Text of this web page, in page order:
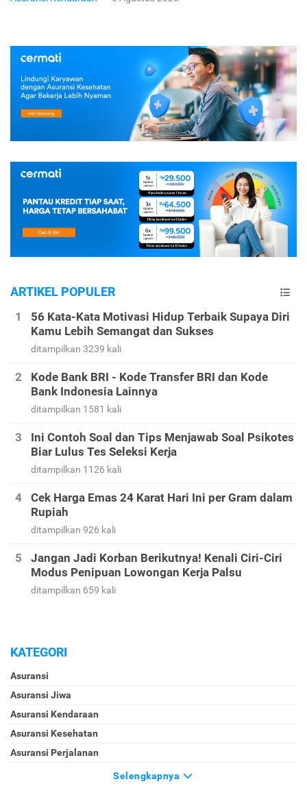
ARTIKEL POPULER
56 Kata-Kata Motivasi Hidup Terbaik Supaya Diri
Kamu Lebih Semangat dan Sukses
ditampilkan 3239 kali
Kode Bank BRI - Kode Transfer BRI dan Kode
Bank Indonesia Lainnya
ditampilkan 1581 kali
Ini Contoh Soal dan Tips Menjawab Soal Psikotes
Biar Lulus Tes Seleksi Kerja
ditampilkan 1126 kali
Cek Harga Emas 24 Karat Hari Ini per Gram dalam
Rupiah
ditampilkan 926 kali
Jangan Jadi Korban Berikutnya! Kenali Ciri-Ciri
Modus Penipuan Lowongan Kerja Palsu
ditampilkan 659 kali
KATEGORI
Asuransi
Asuransi Jiwa
Asuransi Kendaraan
Asuransi Kesehatan
Asuransi Perjalanan
Selengkapnya